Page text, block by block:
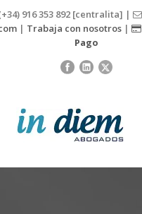
916 353 892 [centralita] |
| Trabaja con nosotros|
Pago